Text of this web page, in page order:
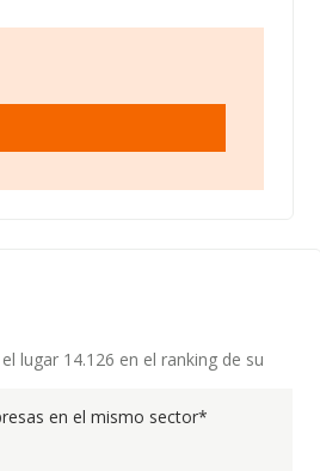
lugar 14.126 en el ranking de su
en el mismo sector*